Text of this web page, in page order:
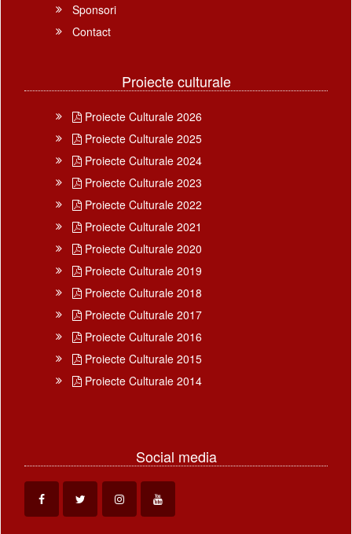
Sponsori
Contact
Proiecte culturale
Proiecte Culturale 2026
Proiecte Culturale 2025
Proiecte Culturale 2024
Proiecte Culturale 2023
Proiecte Culturale 2022
Proiecte Culturale 2021
Proiecte Culturale 2020
Proiecte Culturale 2019
Proiecte Culturale 2018
Proiecte Culturale 2017
Proiecte Culturale 2016
Proiecte Culturale 2015
Proiecte Culturale 2014
Social media